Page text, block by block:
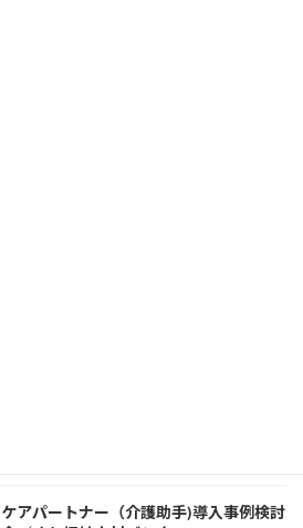
ケアパートナー（介護助手)導入事例検討